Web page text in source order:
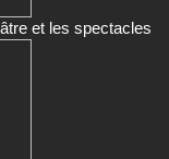
et les spectacles